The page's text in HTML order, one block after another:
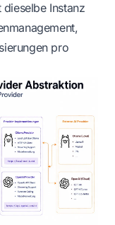
Instanz
pro